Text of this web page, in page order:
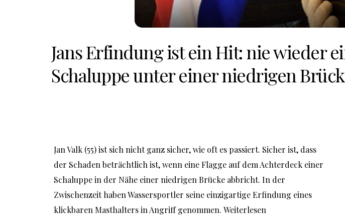
Jans Erfindung ist ein Hit: nie wieder
Schaluppe unter einer niedrigen
Jan Valk (55) ist sich nicht ganz sicher, wie oft es passiert. Sicher ist, dass
der Schaden beträchtlich ist, wenn eine Flagge auf dem Achterdeck einer
Schaluppe in der Nähe einer niedrigen Brücke abbricht. In der
Zwischenzeit haben Wassersportler seine einzigartige Erfindung eines
klickbaren Masthalters in Angriff genommen. Weiterlesen